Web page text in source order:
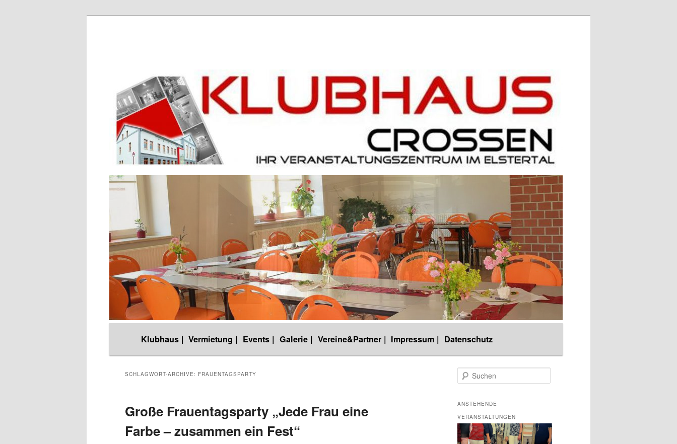
Zum
Inhalt
wechseln
Zum
sekundären
Inhalt
wechseln
Klubhaus | Vermietung | Events | Galerie | Vereine&Partner | Impressum | Datenschutz
SCHLAGWORT-ARCHIVE: FRAUENTAGSPARTY
Große Frauentagsparty „Jede Frau eine
Farbe – zusammen ein Fest“
u
h
n
ANSTEHENDE
VERANSTALTUNGEN